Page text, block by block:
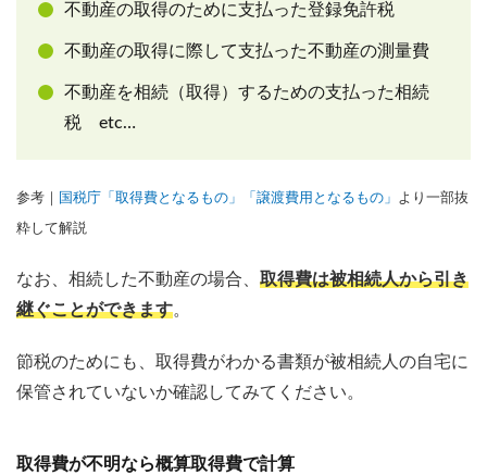
不動産の取得のために支払った登録免許税
不動産の取得に際して支払った不動産の測量費
不動産を相続（取得）するための支払った相続
税 etc…
参考｜ 国税庁「取得費となるもの」 「譲渡費用となるもの」 より一部抜
粋して解説
なお、相続した不動産の場合、 取得費は被相続人から引き
継ぐことができます。
節税のためにも、取得費がわかる書類が被相続人の自宅に
保管されていないか確認してみてください。
取得費が不明なら概算取得費で計算